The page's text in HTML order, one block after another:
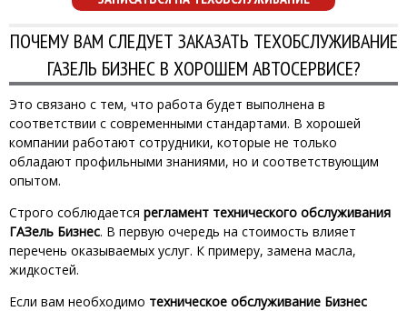
ПОЧЕМУ ВАМ СЛЕДУЕТ ЗАКАЗАТЬ ТЕХОБСЛУЖИВАНИЕ
ГАЗЕЛЬ БИЗНЕС В ХОРОШЕМ АВТОСЕРВИСЕ?
Это связано с тем, что работа будет выполнена в
соответствии с современными стандартами. В хорошей
компании работают сотрудники, которые не только
обладают профильными знаниями, но и соответствующим
опытом.
Строго соблюдается регламент технического обслуживания
ГАЗель Бизнес. В первую очередь на стоимость влияет
перечень оказываемых услуг. К примеру, замена масла,
жидкостей.
Если вам необходимо техническое обслуживание Бизнес